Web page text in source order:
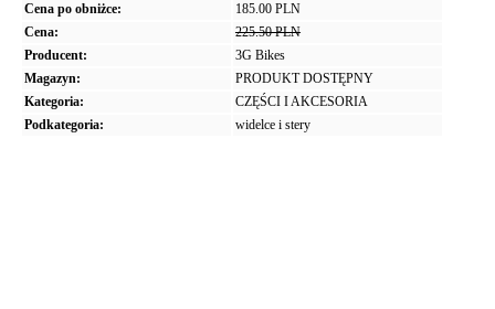
Cena po obniżce:
185.00 PLN
Cena:
225.50 PLN
Producent:
3G Bikes
Magazyn:
PRODUKT DOSTĘPNY
Kategoria:
CZĘŚCI I AKCESORIA
Podkategoria:
widelce i stery